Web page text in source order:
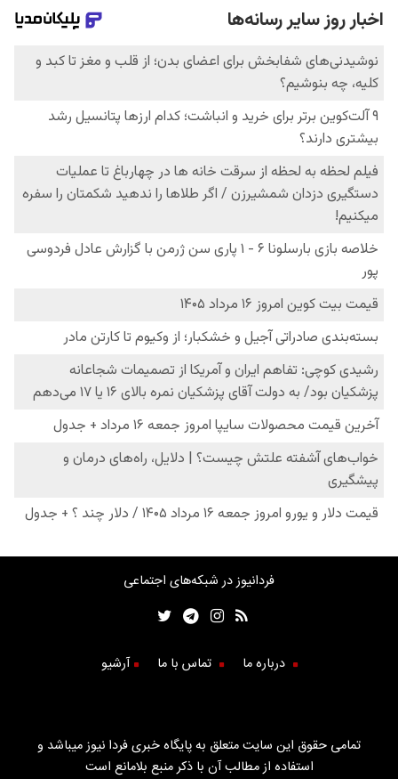
فردانیوز در شبکه‌های اجتماعی
درباره ما تماس با ما آرشیو
تمامی حقوق این سایت متعلق به پایگاه خبری فردا نیوز میباشد و
استفاده از مطالب آن با ذکر منبع بلامانع است